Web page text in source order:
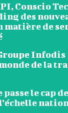
Conscio
des
matière de
Infodis
de la
le cap